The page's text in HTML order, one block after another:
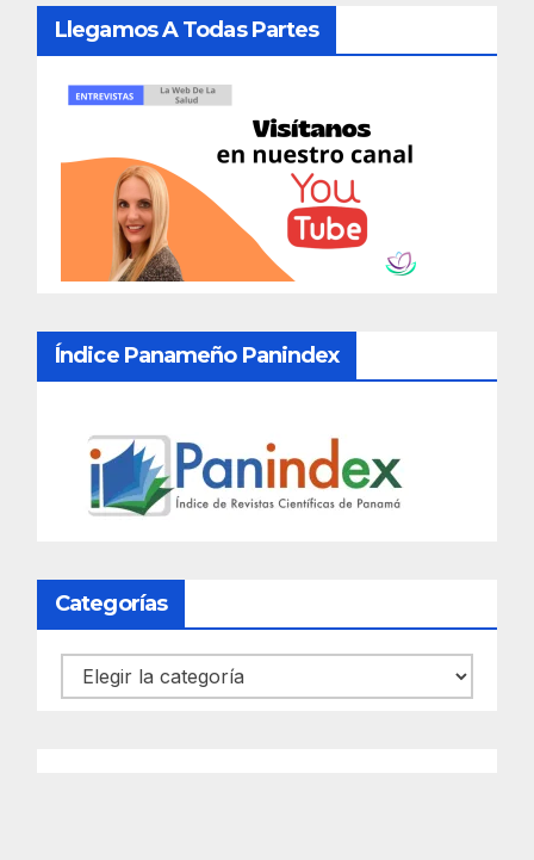
Llegamos A Todas Partes
Índice Panameño Panindex
Categorías
Categorías